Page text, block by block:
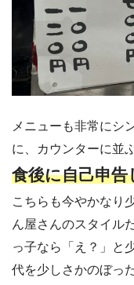
メニューも非常にシ
に、カウンターに並
食後に自己申告
こちらも今やかなり
ん屋さんのスタイル
っ子なら「え？」と
代を少しさかのぼっ